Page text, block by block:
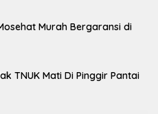
Murah Bergaransi di
TNUK Mati Di Pinggir Pantai